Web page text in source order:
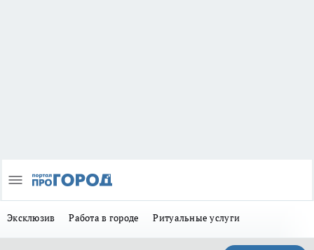
Эксклюзив Работа в городе Ритуальные услуги